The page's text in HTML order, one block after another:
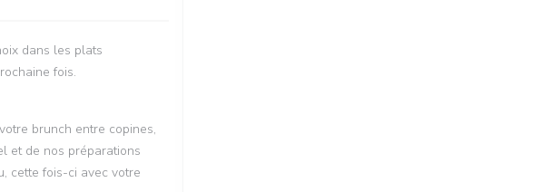
dans les plats
fois.
brunch entre copines,
et de nos préparations
cette fois-ci avec votre